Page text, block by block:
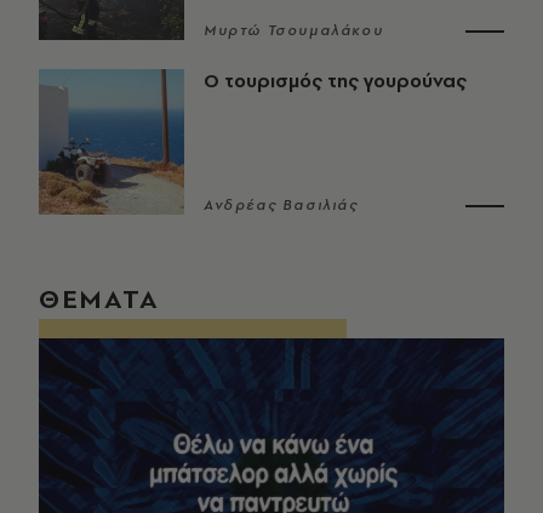
Μυρτώ Τσουμαλάκου
Ο τουρισμός της γουρούνας
Ανδρέας Βασιλιάς
ΘΕΜΑΤΑ